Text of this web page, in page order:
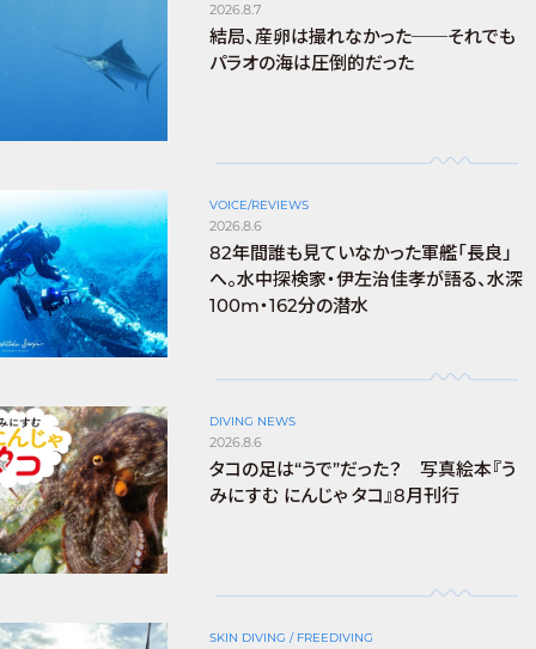
2026.8.7
結局、産卵は撮れなかった──それでも
パラオの海は圧倒的だった
VOICE/REVIEWS
2026.8.6
82年間誰も見ていなかった軍艦「長良」
へ。水中探検家・伊左治佳孝が語る、水深
100m・162分の潜水
DIVING NEWS
2026.8.6
タコの足は“うで”だった？ 写真絵本『う
みにすむ にんじゃ タコ』8月刊行
SKIN DIVING / FREEDIVING